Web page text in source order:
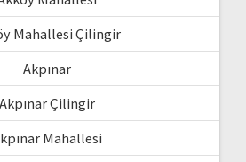
Mahallesi Çilingir
Akpınar
Akpınar Çilingir
Mahallesi